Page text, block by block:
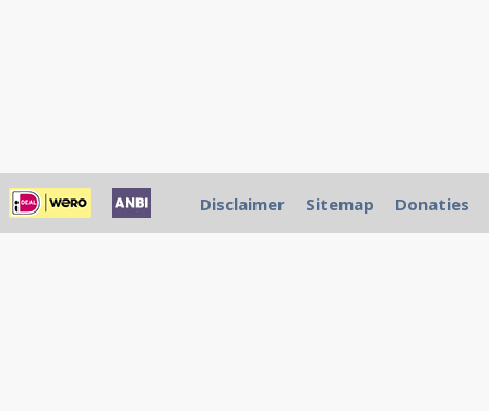
Disclaimer Sitemap Donaties